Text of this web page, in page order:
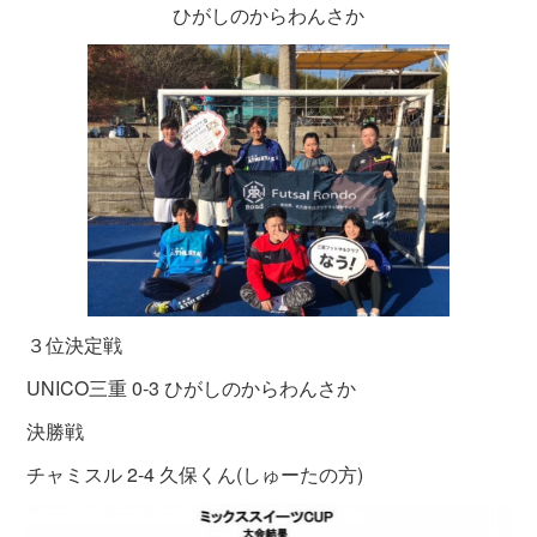
ひがしのからわんさか
３位決定戦
UNICO三重 0-3 ひがしのからわんさか
決勝戦
チャミスル 2-4 久保くん(しゅーたの方)